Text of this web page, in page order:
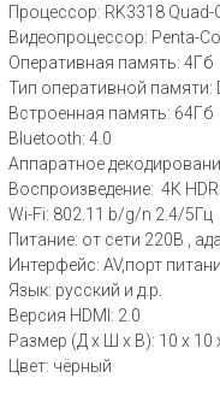
Процессор: RK3318 Quad-
Видеопроцессор: Penta-
Оперативная память: 4Гб
Тип оперативной памяти:
Встроенная память: 64Гб
Bluetooth: 4.0
Аппаратное
Воспроизведение: 4К
Wi-Fi: 802.11 b/g/n 2.4/5Гц
Питание: от сети 220В ,
Интерфейс: AV,порт
Язык: русский и д.р.
Версия HDMI: 2.0
Размер (Д х Ш х В): 10 x 10
Цвет: чёрный